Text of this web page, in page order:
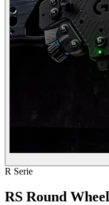
R Serie
RS Round Wheel